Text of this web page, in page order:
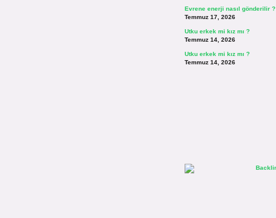
Evrene enerji nasıl gönderilir ?
Temmuz 17, 2026
Utku erkek mi kız mı ?
Temmuz 14, 2026
Utku erkek mi kız mı ?
Temmuz 14, 2026